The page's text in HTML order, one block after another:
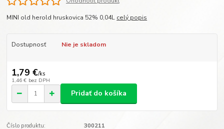
MINI old herold hruskovica 52% 0,04L celý popis
Dostupnosť Nie je skladom
1,79 €/ks
1,46 € bez DPH
Pridať do košíka
Číslo produktu:
300211